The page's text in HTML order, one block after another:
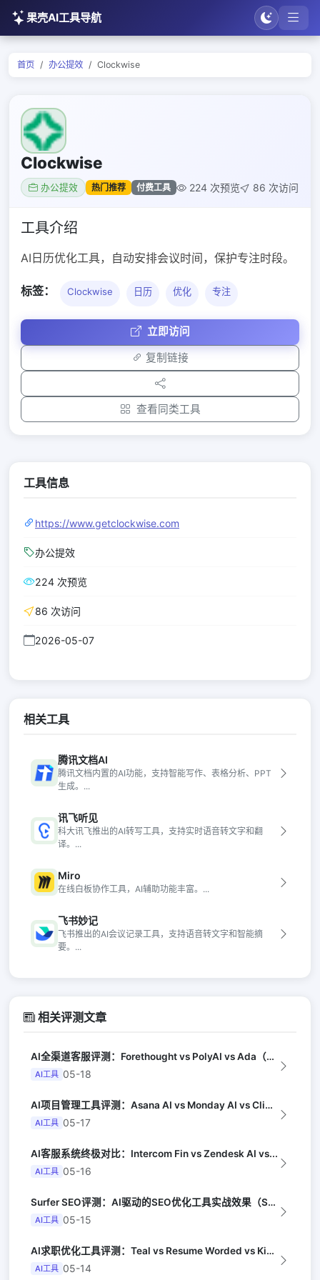
果壳AI工具导航
首页 办公提效 Clockwise
Clockwise
办公提效 热门推荐 付费工具 224 次预览 86 次访问
工具介绍
AI日历优化工具，自动安排会议时间，保护专注时段。
标签： Clockwise 日历 优化 专注
立即访问
复制链接
查看同类工具
工具信息
https://www.getclockwise.com
办公提效
224 次预览
86 次访问
2026-05-07
相关工具
腾讯文档AI
腾讯文档内置的AI功能，支持智能写作、表格分析、PPT
生成。...
讯飞听见
科大讯飞推出的AI转写工具，支持实时语音转文字和翻
译。...
Miro
在线白板协作工具，AI辅助功能丰富。...
飞书妙记
飞书推出的AI会议记录工具，支持语音转文字和智能摘
要。...
相关评测文章
AI全渠道客服评测：Forethought vs PolyAI vs Ada（G...
AI工具 05-18
AI项目管理工具评测：Asana AI vs Monday AI vs Clic...
AI工具 05-17
AI客服系统终极对比：Intercom Fin vs Zendesk AI vs...
AI工具 05-16
Surfer SEO评测：AI驱动的SEO优化工具实战效果（Search Eng...
AI工具 05-15
AI求职优化工具评测：Teal vs Resume Worded vs Kick...
AI工具 05-14